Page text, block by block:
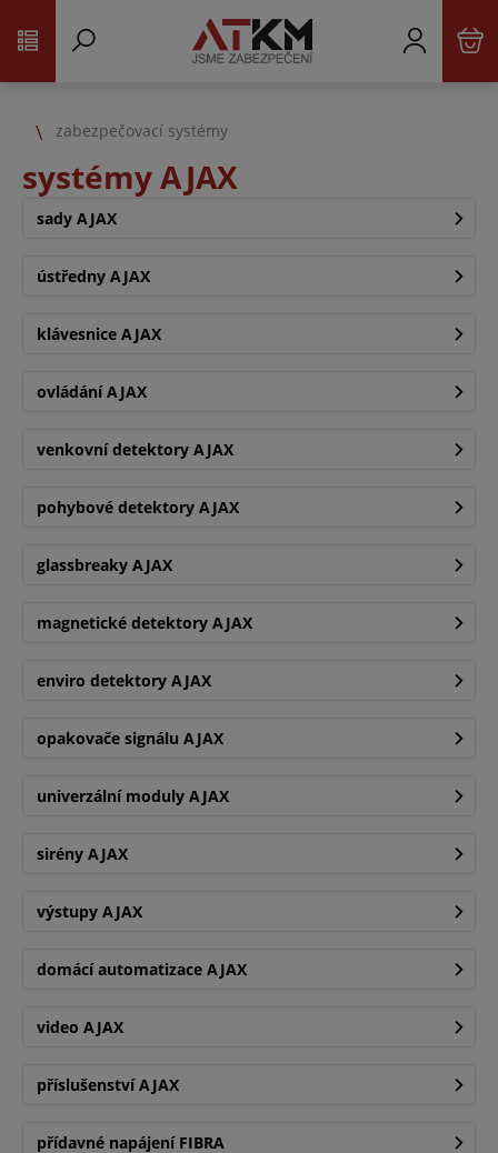
zabezpečovací systémy
systémy AJAX
sady AJAX
ústředny AJAX
klávesnice AJAX
ovládání AJAX
venkovní detektory AJAX
pohybové detektory AJAX
glassbreaky AJAX
magnetické detektory AJAX
enviro detektory AJAX
opakovače signálu AJAX
univerzální moduly AJAX
sirény AJAX
výstupy AJAX
domácí automatizace AJAX
video AJAX
příslušenství AJAX
přídavné napájení FIBRA